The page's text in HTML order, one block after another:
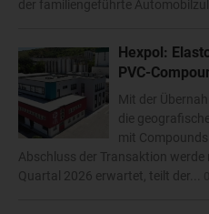
der familiengeführte
Hexpol:
PVC-
Mit der
die
mit
Abschluss der Transaktion
Quartal 2026 erwartet, teilt der...